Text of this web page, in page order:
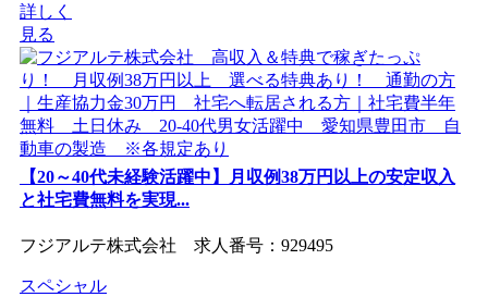
詳しく
見る
【20～40代未経験活躍中】月収例38万円以上の安定収入
と社宅費無料を実現...
フジアルテ株式会社 求人番号：929495
スペシャル